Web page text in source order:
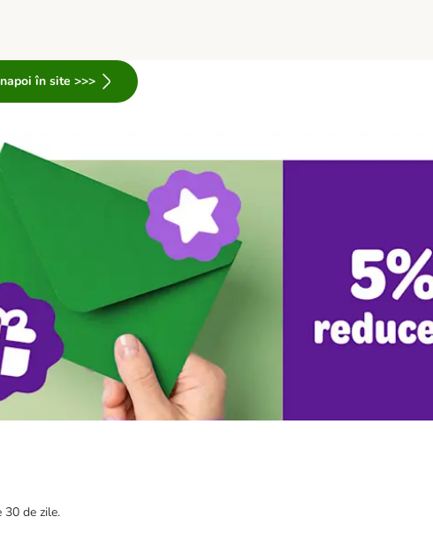
în site >>>
de zile.